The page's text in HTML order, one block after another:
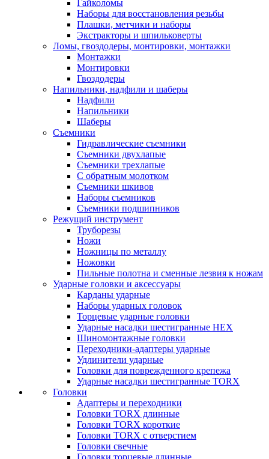
Гайколомы
Наборы для восстановления резьбы
Плашки, метчики и наборы
Экстракторы и шпильковерты
Ломы, гвоздодеры, монтировки, монтажки
Монтажки
Монтировки
Гвоздодеры
Напильники, надфили и шаберы
Надфили
Напильники
Шаберы
Съемники
Гидравлические съемники
Съемники двухлапые
Съемники трехлапые
С обратным молотком
Съемники шкивов
Наборы съемников
Съемники подшипников
Режущий инструмент
Труборезы
Ножи
Ножницы по металлу
Ножовки
Пильные полотна и сменные лезвия к ножам
Ударные головки и аксессуары
Карданы ударные
Наборы ударных головок
Торцевые ударные головки
Ударные насадки шестигранные HEX
Шиномонтажные головки
Переходники-адаптеры ударные
Удлинители ударные
Головки для поврежденного крепежа
Ударные насадки шестигранные TORX
Головки
Адаптеры и переходники
Головки TORX длинные
Головки TORX короткие
Головки TORX с отверстием
Головки свечные
Головки торцевые длинные